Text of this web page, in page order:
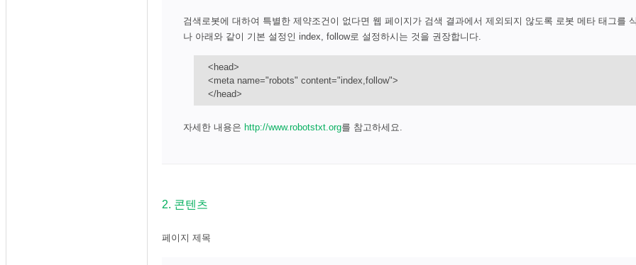
검색로봇에 대하여 특별한 제약조건이 없다면 웹 페이지가 검색 결과에서 제외되지 않도록 로봇 메타 태그를
나 아래와 같이 기본 설정인 index, follow로 설정하시는 것을 권장합니다.
<head>
<meta name="robots" content="index,follow">
</head>
자세한 내용은 http://www.robotstxt.org를 참고하세요.
2. 콘텐츠
페이지 제목